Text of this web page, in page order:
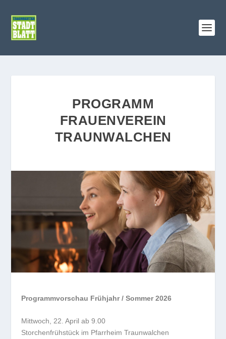
PROGRAMM
FRAUENVEREIN
TRAUNWALCHEN
Programmvorschau Frühjahr / Sommer 2026
Mittwoch, 22. April ab 9.00
Storchenfrühstück im Pfarrheim Traunwalchen